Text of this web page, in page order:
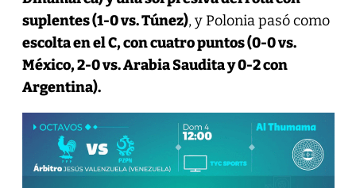
suplentes (1-0 vs. Túnez), y Polonia pasó como
escolta en el C, con cuatro puntos (0-0 vs.
México, 2-0 vs. Arabia Saudita y 0-2 con
Argentina).